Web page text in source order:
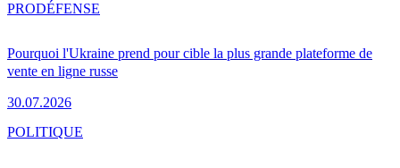
Pourquoi l'Ukraine prend pour cible la plus grande plateforme de
vente en ligne russe
30.07.2026
PRODÉFENSE
POLITIQUE